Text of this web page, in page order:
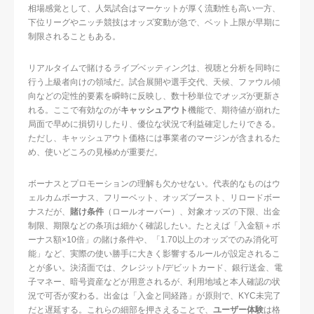
相場感覚として、人気試合はマーケットが厚く流動性も高い一方、
下位リーグやニッチ競技はオッズ変動が急で、ベット上限が早期に
制限されることもある。
リアルタイムで賭ける ライブベッティングは、視聴と分析を同時に
行う上級者向けの領域だ。試合展開や選手交代、天候、ファウル傾
向などの定性的要素を瞬時に反映し、数十秒単位でオッズが更新さ
れる。ここで有効なのがキャッシュアウト機能で、期待値が崩れた
局面で早めに損切りしたり、優位な状況で利益確定したりできる。
ただし、キャッシュアウト価格には事業者のマージンが含まれるた
め、使いどころの見極めが重要だ。
ボーナスとプロモーションの理解も欠かせない。代表的なものはウ
ェルカムボーナス、フリーベット、オッズブースト、リロードボー
ナスだが、 賭け条件 （ロールオーバー）、対象オッズの下限、出金
制限、期限などの条項は細かく確認したい。たとえば「入金額＋ボ
ーナス額×10倍」の賭け条件や、「1.70以上のオッズでのみ消化可
能」など、実際の使い勝手に大きく影響するルールが設定されるこ
とが多い。決済面では、クレジット/デビットカード、銀行送金、電
子マネー、暗号資産などが用意されるが、利用地域と本人確認の状
況で可否が変わる。出金は「入金と同経路」が原則で、KYC未完了
だと遅延する。これらの細部を押さえることで、 ユーザー体験は格